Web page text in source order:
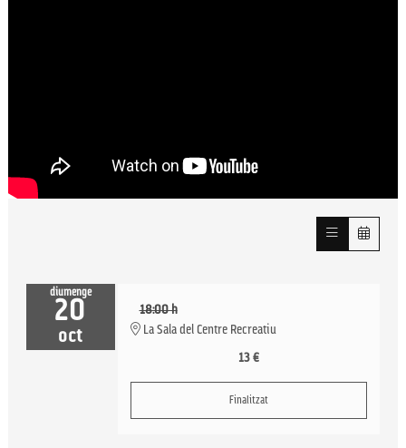
diumenge
20
oct
18:00 h
La Sala del Centre Recreatiu
13 €
Finalitzat